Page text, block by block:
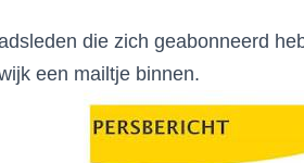
die zich geabonneerd
een mailtje binnen.